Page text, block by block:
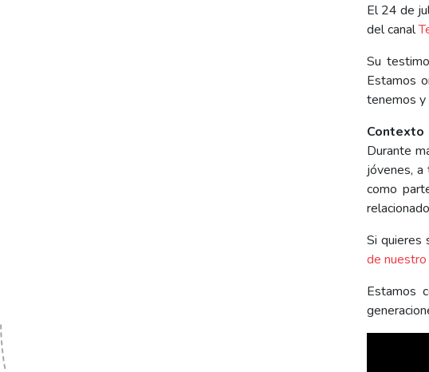
El 24 de
del canal
Su
Estamos
tenemos y
Contexto
Durante
jóvenes,
como
Si quieres
de
Estamos